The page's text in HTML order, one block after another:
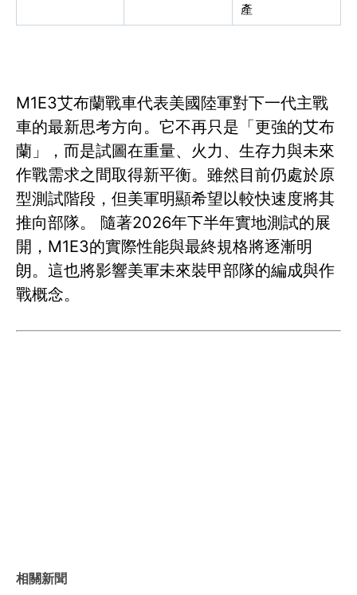
產
M1E3艾布蘭戰車代表美國陸軍對下一代主戰
車的最新思考方向。它不再只是「更強的艾布
蘭」，而是試圖在重量、火力、生存力與未來
作戰需求之間取得新平衡。雖然目前仍處於原
型測試階段，但美軍明顯希望以較快速度將其
推向部隊。 隨著2026年下半年實地測試的展
開，M1E3的實際性能與最終規格將逐漸明
朗。這也將影響美軍未來裝甲部隊的編成與作
戰概念。
相關新聞